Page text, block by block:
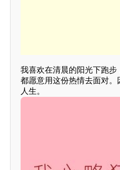
我喜欢在清晨的阳光下跑
都愿意用这份热情去面对
人生。